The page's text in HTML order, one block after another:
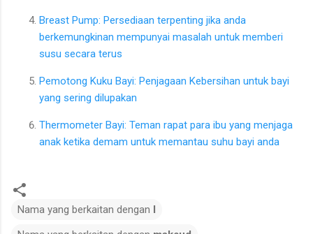
Breast Pump: Persediaan terpenting jika anda
berkemungkinan mempunyai masalah untuk memberi
susu secara terus
Pemotong Kuku Bayi: Penjagaan Kebersihan untuk bayi
yang sering dilupakan
Thermometer Bayi: Teman rapat para ibu yang menjaga
anak ketika demam untuk memantau suhu bayi anda
Nama yang berkaitan dengan I